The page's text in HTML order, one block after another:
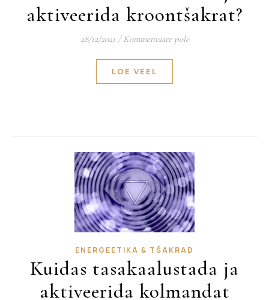
aktiveerida kroontšakrat?
28/12/2021 / Kommentaare pole
LOE VEEL
ENERGEETIKA & TŠAKRAD
Kuidas tasakaalustada ja
aktiveerida kolmandat